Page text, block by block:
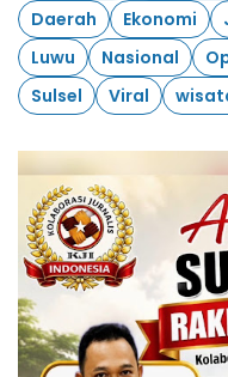
Daerah
Ekonomi
Luwu
Nasional
Sulsel
Viral